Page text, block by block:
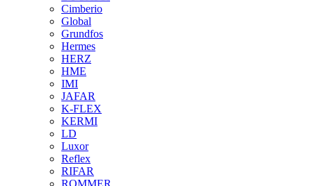
Cimberio
Global
Grundfos
Hermes
HERZ
HME
IMI
JAFAR
K-FLEX
KERMI
LD
Luxor
Reflex
RIFAR
ROMMER